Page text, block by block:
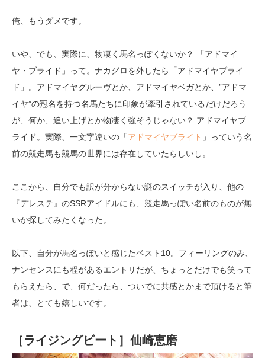
俺、もうダメです。
いや、でも、実際に、物凄く馬名っぽくないか？ 「アドマイ
ヤ・ブライド」って。ナカグロを外したら「アドマイヤブライ
ド」。アドマイヤグルーヴとか、アドマイヤベガとか、”アドマ
イヤ”の冠名を持つ名馬たちに印象が牽引されているだけだろう
が、何か、追い上げとか物凄く強そうじゃない？ アドマイヤブ
ライド。実際、一文字違いの「アドマイヤブライト 」っていう名
前の競走馬も競馬の世界には存在していたらしいし。
ここから、自分でも訳が分からない謎のスイッチが入り、他の
『デレステ』のSSRアイドルにも、競走馬っぽい名前のものが無
いか探してみたくなった。
以下、自分が馬名っぽいと感じたベスト10。フィーリングのみ、
ナンセンスにも程があるエントリだが、ちょっとだけでも笑って
もらえたら、で、何だったら、ついでに共感とかまで頂けると筆
者は、とても嬉しいです。
［ライジングビート］仙崎恵磨